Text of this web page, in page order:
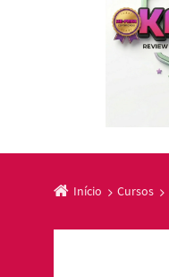
Início Cursos